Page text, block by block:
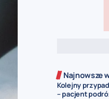
Najnowsze
Kolejny
– pacjent